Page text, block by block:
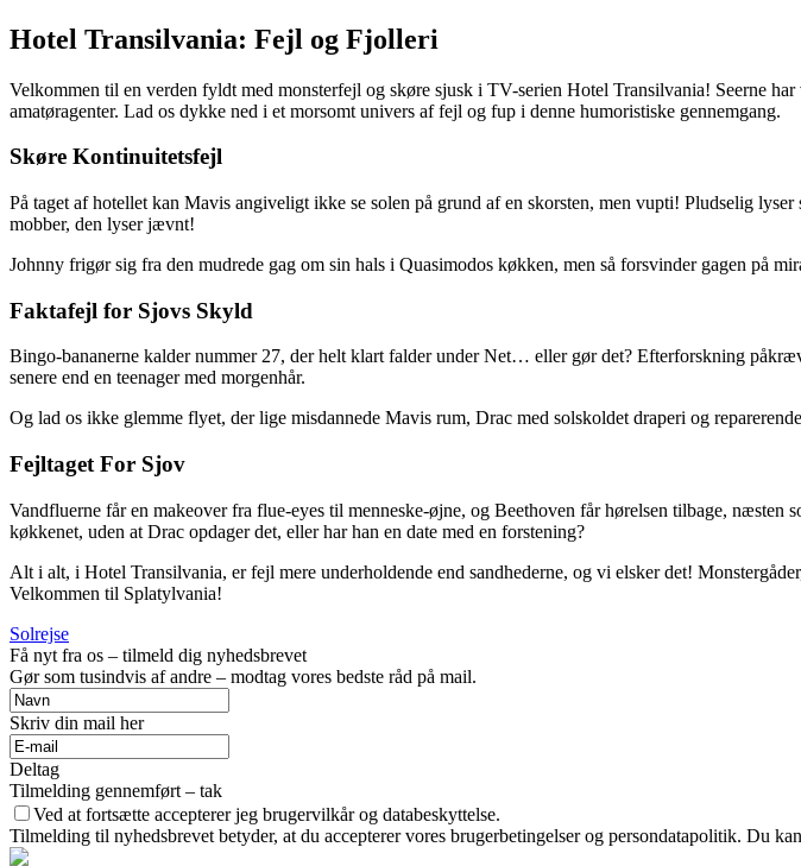
Hotel Transilvania: Fejl og Fjolleri
Velkommen til en verden fyldt med monsterfejl og skøre sjusk i TV-serien Hotel Transilvania! Seerne
amatøragenter. Lad os dykke ned i et morsomt univers af fejl og fup i denne humoristiske gennemgang.
Skøre Kontinuitetsfejl
På taget af hotellet kan Mavis angiveligt ikke se solen på grund af en skorsten, men vupti! Pludselig
mobber, den lyser jævnt!
Johnny frigør sig fra den mudrede gag om sin hals i Quasimodos køkken, men så forsvinder gagen på
Faktafejl for Sjovs Skyld
Bingo-bananerne kalder nummer 27, der helt klart falder under Net… eller gør det? Efterforskning
senere end en teenager med morgenhår.
Og lad os ikke glemme flyet, der lige misdannede Mavis rum, Drac med solskoldet draperi og
Fejltaget For Sjov
Vandfluerne får en makeover fra flue-eyes til menneske-øjne, og Beethoven får hørelsen tilbage,
køkkenet, uden at Drac opdager det, eller har han en date med en forstening?
Alt i alt, i Hotel Transilvania, er fejl mere underholdende end sandhederne, og vi elsker det!
Velkommen til Splatylvania!
Solrejse
Få nyt fra os – tilmeld dig nyhedsbrevet
Gør som tusindvis af andre – modtag vores bedste råd på mail.
Skriv din mail her
Deltag
Tilmelding gennemført – tak
Ved at fortsætte accepterer jeg brugervilkår og databeskyttelse.
Tilmelding til nyhedsbrevet betyder, at du accepterer vores brugerbetingelser og persondatapolitik. Du